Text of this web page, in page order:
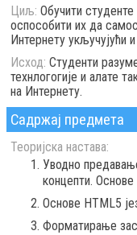
Циљ: Обучити
оспособити их да
Интернету укључујући
Исход: Студенти
технлогогије и алате
на Интернету.
Садржај предмета
Теоријска настава:
Уводно
концепти.
Основе HTML5
Форматирање